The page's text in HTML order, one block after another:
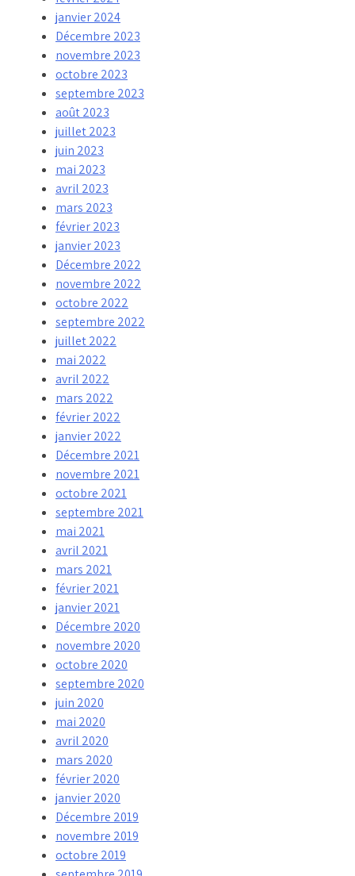
janvier 2024
Décembre 2023
novembre 2023
octobre 2023
septembre 2023
août 2023
juillet 2023
juin 2023
mai 2023
avril 2023
mars 2023
février 2023
janvier 2023
Décembre 2022
novembre 2022
octobre 2022
septembre 2022
juillet 2022
mai 2022
avril 2022
mars 2022
février 2022
janvier 2022
Décembre 2021
novembre 2021
octobre 2021
septembre 2021
mai 2021
avril 2021
mars 2021
février 2021
janvier 2021
Décembre 2020
novembre 2020
octobre 2020
septembre 2020
juin 2020
mai 2020
avril 2020
mars 2020
février 2020
janvier 2020
Décembre 2019
novembre 2019
octobre 2019